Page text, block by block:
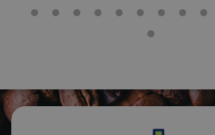
Martes 28 Julio 2020